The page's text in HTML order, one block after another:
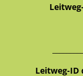
Leitweg-ID